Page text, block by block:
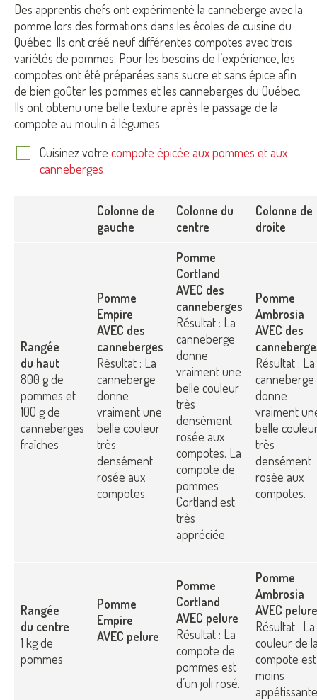
Des apprentis chefs ont expérimenté la canneberge avec la
pomme lors des formations dans les écoles de cuisine du
Québec. Ils ont créé neuf différentes compotes avec trois
variétés de pommes. Pour les besoins de l’expérience, les
compotes ont été préparées sans sucre et sans épice afin
de bien goûter les pommes et les canneberges du Québec.
Ils ont obtenu une belle texture après le passage de la
compote au moulin à légumes.
Cuisinez votre compote épicée aux pommes et aux
canneberges
Colonne de
gauche
Colonne du
centre
Colonne de
droite
Rangée
du haut
800 g de
pommes et
100 g de
canneberges
fraîches
Pomme
Empire
AVEC des
canneberges
Résultat : La
canneberge
donne
vraiment une
belle couleur
très
densément
rosée aux
compotes.
Pomme
Cortland
AVEC des
canneberges
Résultat : La
canneberge
donne
vraiment une
belle couleur
très
densément
rosée aux
compotes. La
compote de
pommes
Cortland est
très
appréciée.
Pomme
Ambrosia
AVEC des
Résultat : La
canneberge
donne
vraiment
belle
très
densément
rosée aux
compotes.
Rangée
du centre
1 kg de
pommes
Pomme
Empire
AVEC pelure
Pomme
Cortland
AVEC pelure
Résultat : La
compote de
pommes est
d’un joli rosé.
Pomme
Ambrosia
AVEC pelure
Résultat : La
couleur de
compote est
moins